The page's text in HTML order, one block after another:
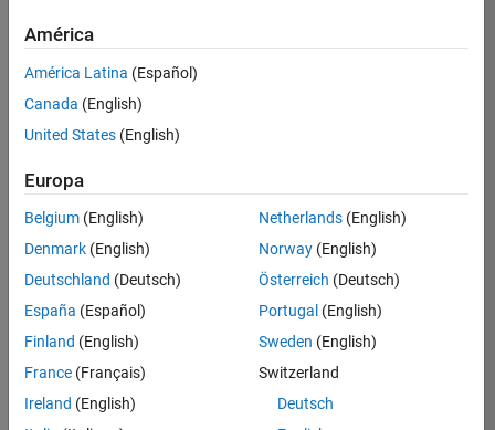
Senior
Content
Editor
Inicie
en
su
cuenta
empleo
Dirección de correo electrónico
América
América Latina (Español)
Canada (English)
United States (English)
Europa
Belgium (English)
Denmark (English)
Deutschland (Deutsch)
España (Español)
Finland (English)
France (Français)
Ireland (English)
Netherlands(English)
Norway(English)
Österreich (Deutsch)
Portugal (English)
Sweden (English)
Switzerland
Deutsch